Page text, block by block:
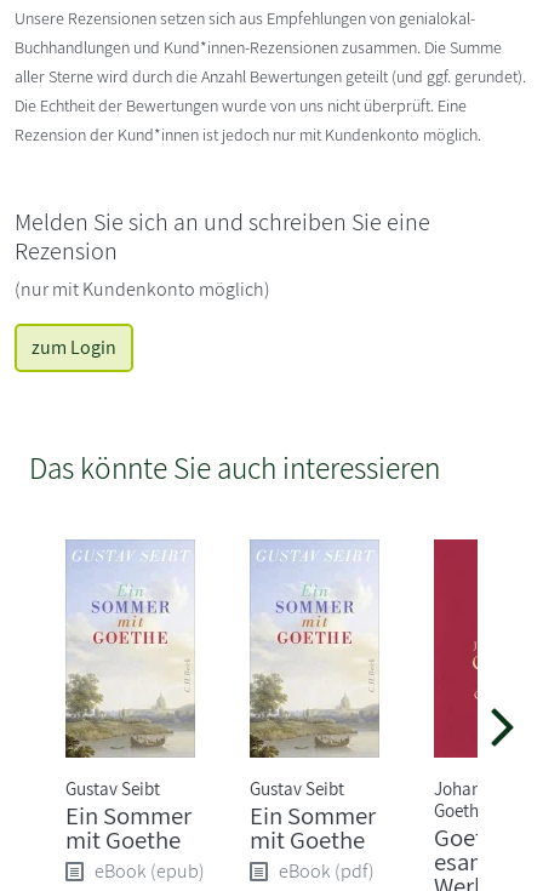
Unsere Rezensionen setzen sich aus Empfehlungen von genialokal-
Buchhandlungen und Kund*innen-Rezensionen zusammen. Die Summe
aller Sterne wird durch die Anzahl Bewertungen geteilt (und ggf. gerundet).
Die Echtheit der Bewertungen wurde von uns nicht überprüft. Eine
Rezension der Kund*innen ist jedoch nur mit Kundenkonto möglich.
Melden Sie sich an und schreiben Sie eine
Rezension
(nur mit Kundenkonto möglich)
zum Login
Das könnte Sie auch interessieren
Gustav Seibt
Ein Sommer
mit Goethe
eBook (epub)
Gustav Seibt
Ein Sommer
mit Goethe
eBook (pdf)
Johann
Goethe